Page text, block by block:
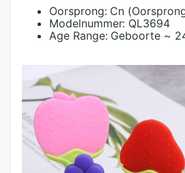
Oorsprong: Cn
Modelnummer: QL3694
Age Range: Geboorte ~